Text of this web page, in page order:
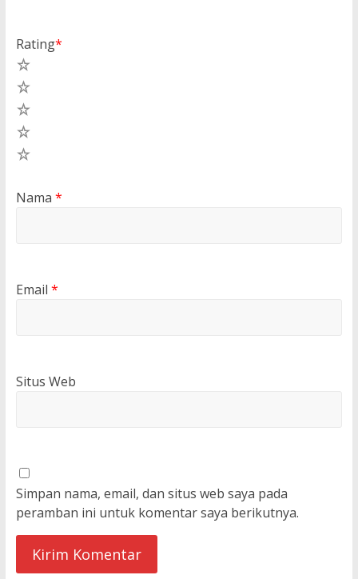
Rating*
Nama *
Email *
Situs Web
Simpan nama, email, dan situs web saya pada
peramban ini untuk komentar saya berikutnya.